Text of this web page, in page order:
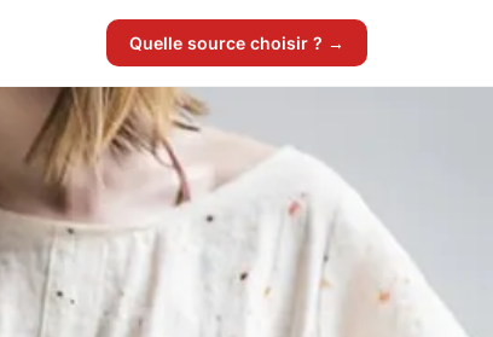
Quelle source choisir ? →